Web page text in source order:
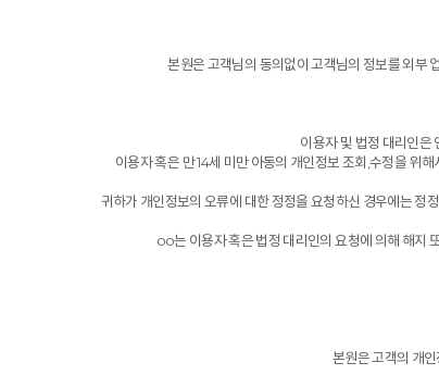
본원은 고객님의 동의없이 고객님의 정보를 외부
이용자 및 법정 대리인은
이용자 혹은 만 14세 미만 아동의 개인정보 조회,수정을 위
귀하가 개인정보의 오류에 대한 정정을 요청하신 경우에는 정
oo는 이용자 혹은 법정 대리인의 요청에 의해 해지
본원은 고객의 개